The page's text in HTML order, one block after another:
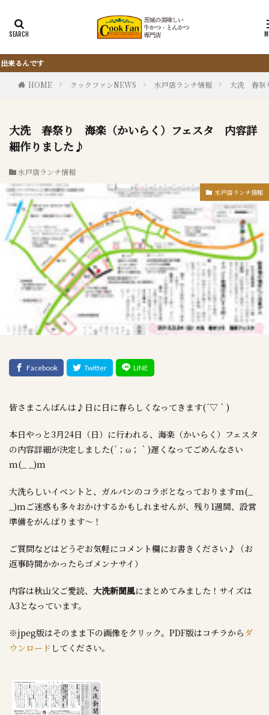
HOME クックファンNEWS 水戸店ランチ情報 大洗 春祭
大洗 春祭り 海楽（かいらく）フェスタ 内容詳
細作りました♪
水戸店ランチ情報
水戸店ランチ情報
皆さまこんばんは♪日に日に春らしくなってきます(´▽｀)
本日やっと3月24日（日）に行われる、海楽（かいらく）フェスタ
の内容詳細が決定しました(´；ω；｀)遅くなってごめんなさい
m(_ _)m
大洗らしいイベントと、ガルパンのコラボとなっておりますm(_
_)mご迷惑も多々おかけするかもしれませんが、残り1週間、設営
準備をがんばります～！
ご質問などはどうぞお気軽にコメント欄にお書きください♪（お
返事時間かかったらゴメンナサイ）
内容は秋山父ご愛読、 大洗新聞風にまとめてみました！サイズは
A3となっています。
※jpeg版はそのまま下の画像をクリック。PDF版はコチラからダ
ウンロード してください。